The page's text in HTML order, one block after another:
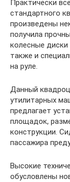
Практически
стандартного
произведены
получила
колесные диски
также и
на руле.
Данный
утилитарных
предлагает
площадок,
конструкции.
пассажира
Высокие
обусловлены